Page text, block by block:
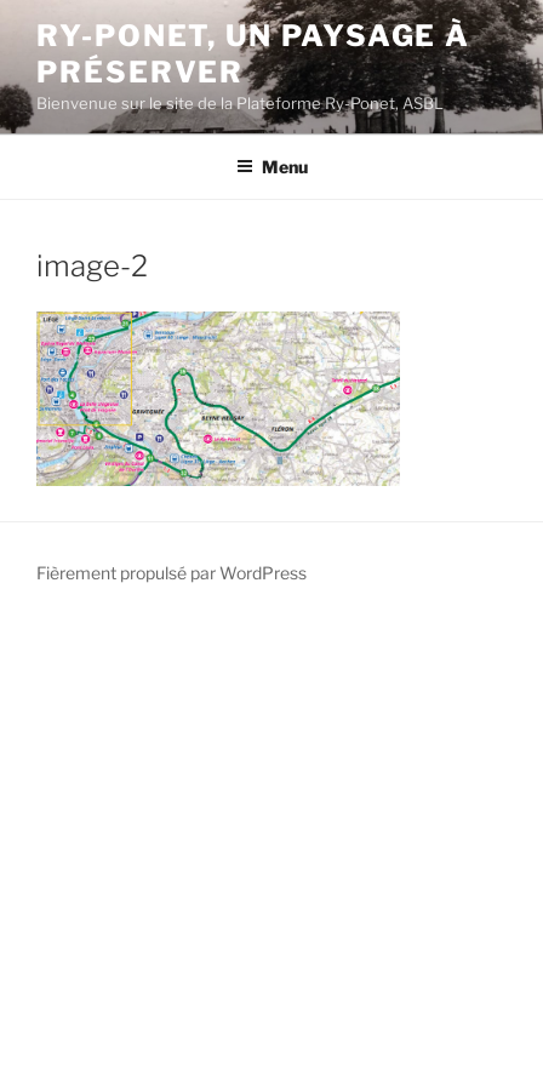
contenu
principal
RY-PONET, UN PAYSAGE À
PRÉSERVER
Bienvenue sur le site de la Plateforme Ry-Ponet, ASBL
Menu
image-2
Fièrement propulsé par WordPress